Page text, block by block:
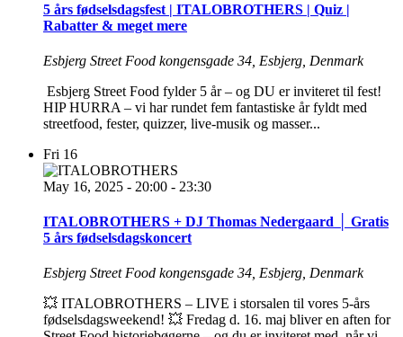
5 års fødselsdagsfest | ITALOBROTHERS | Quiz |
Rabatter & meget mere
Esbjerg Street Food kongensgade 34, Esbjerg, Denmark
Esbjerg Street Food fylder 5 år – og DU er inviteret til fest!
HIP HURRA – vi har rundet fem fantastiske år fyldt med
streetfood, fester, quizzer, live-musik og masser...
Fri 16
May 16, 2025 - 20:00 - 23:30
ITALOBROTHERS + DJ Thomas Nedergaard │ Gratis
5 års fødselsdagskoncert
Esbjerg Street Food kongensgade 34, Esbjerg, Denmark
💥 ITALOBROTHERS – LIVE i storsalen til vores 5-års
fødselsdagsweekend! 💥 Fredag d. 16. maj bliver en aften for